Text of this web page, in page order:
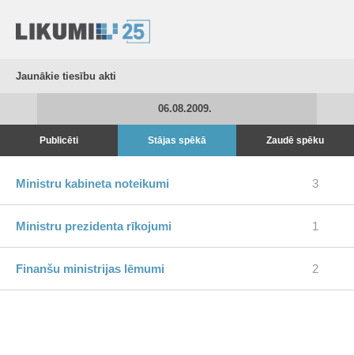
Jaunākie tiesību akti
06.08.2009.
Publicēti Stājas spēkā Zaudē spēku
Ministru kabineta noteikumi 3
Ministru prezidenta rīkojumi 1
Finanšu ministrijas lēmumi 2